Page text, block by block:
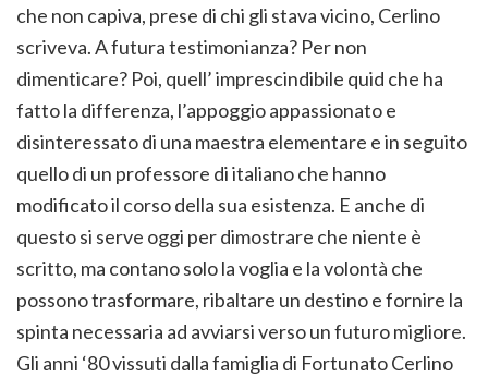
che non capiva, prese di chi gli stava vicino, Cerlino
scriveva. A futura testimonianza? Per non
dimenticare? Poi, quell’ imprescindibile quid che ha
fatto la differenza, l’appoggio appassionato e
disinteressato di una maestra elementare e in seguito
quello di un professore di italiano che hanno
modificato il corso della sua esistenza. E anche di
questo si serve oggi per dimostrare che niente è
scritto, ma contano solo la voglia e la volontà che
possono trasformare, ribaltare un destino e fornire la
spinta necessaria ad avviarsi verso un futuro migliore.
Gli anni ‘80 vissuti dalla famiglia di Fortunato Cerlino